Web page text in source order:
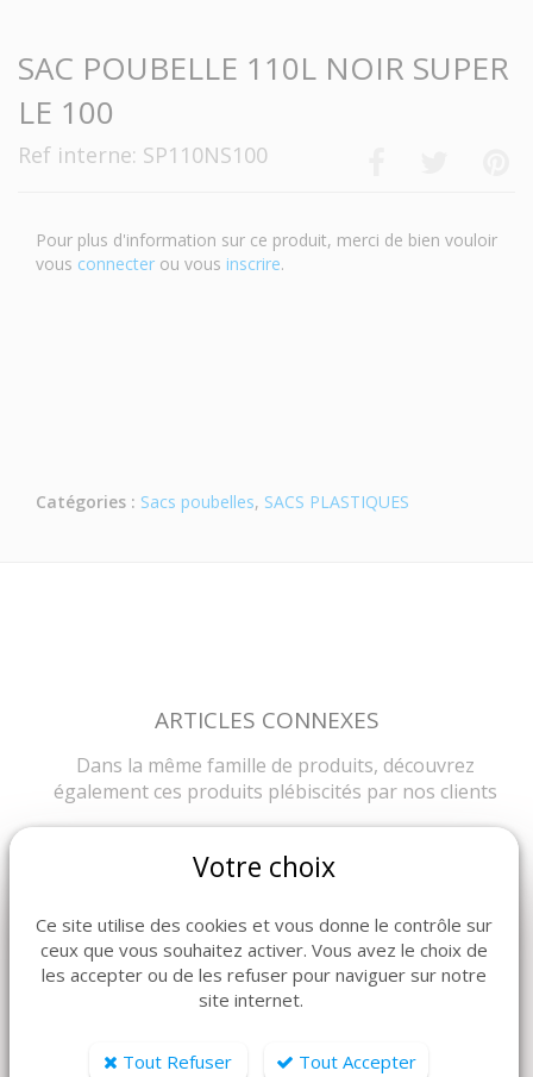
SAC POUBELLE 110L NOIR SUPER
LE 100
Ref interne: SP110NS100
Pour plus d'information sur ce produit, merci de bien vouloir
vous connecter ou vous inscrire.
Catégories : Sacs poubelles, SACS PLASTIQUES
ARTICLES CONNEXES
Dans la même famille de produits, découvrez
également ces produits plébiscités par nos clients
Votre choix
Ce site utilise des cookies et vous donne le contrôle sur
ceux que vous souhaitez activer. Vous avez le choix de
les accepter ou de les refuser pour naviguer sur notre
site internet.
Tout Refuser Tout Accepter